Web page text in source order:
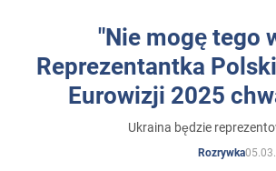
"Nie mogę tego
Reprezentantka
Eurowizji 2025
Ukraina będzie
Rozrywka